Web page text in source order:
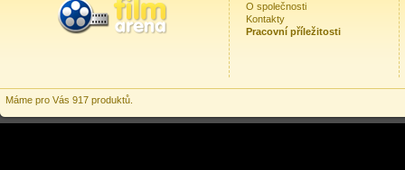
O společnosti
Kontakty
Pracovní příležitosti
Máme pro Vás 917 produktů.